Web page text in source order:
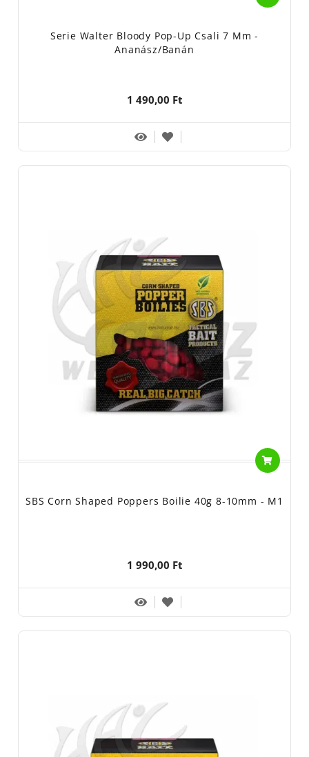
Serie Walter Bloody Pop-Up Csali 7 Mm -
Ananász/Banán
1 490,00 Ft
SBS Corn Shaped Poppers Boilie 40g 8-10mm - M1
1 990,00 Ft